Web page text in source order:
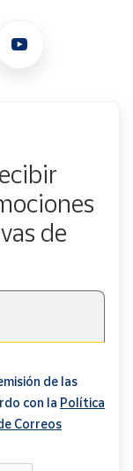
de
de las
con la Política
Correos